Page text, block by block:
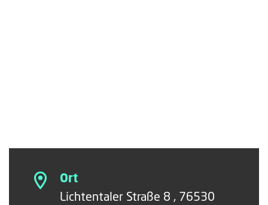
Ort
Lichtentaler Straße 8 , 76530